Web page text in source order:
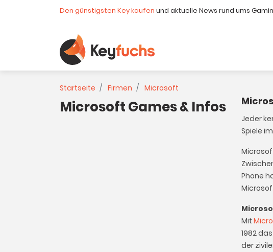
Den günstigsten Key kaufen und aktuelle News rund ums
Startseite Firmen Microsoft
Microsoft Games & Infos
Jeder
Spiele
Phone
Mit
1982
der